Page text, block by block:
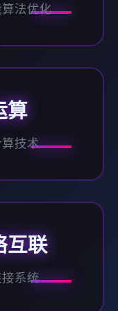
法优化
算
技术
互联
系统